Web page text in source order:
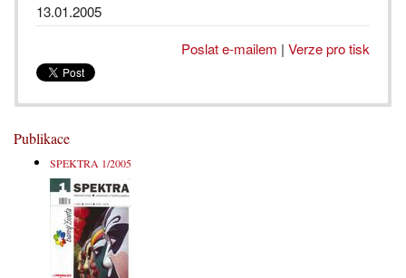
13.01.2005
Poslat e-mailem | Verze pro tisk
Publikace
SPEKTRA 1/2005